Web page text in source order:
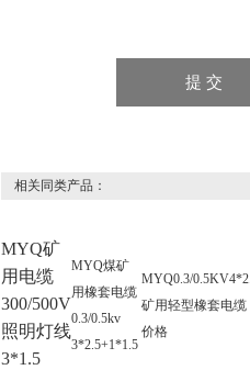
相关同类产品：
MYQ矿
用电缆
300/500V
照明灯线
3*1.5
MYQ煤矿
用橡套电缆
0.3/0.5kv
3*2.5+1*1.5
MYQ0.3/
矿用轻型橡套电缆
价格